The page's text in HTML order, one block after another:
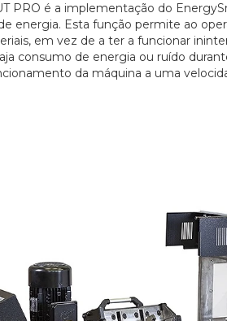
PRO é a implementação do
energia. Esta função permite ao
em vez de a ter a funcionar
consumo de energia ou ruído
da máquina a uma